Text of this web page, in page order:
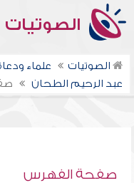
الصوتيات
الصوتيات علماء
عبد الرحيم الطحان
صفحة الفهرس